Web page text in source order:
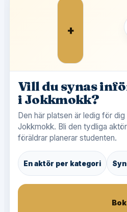
+
Vill du synas
i Jokkmokk?
Den här platsen är ledig för
Jokkmokk. Bli den tydliga
föräldrar planerar studenten.
En aktör per kategori